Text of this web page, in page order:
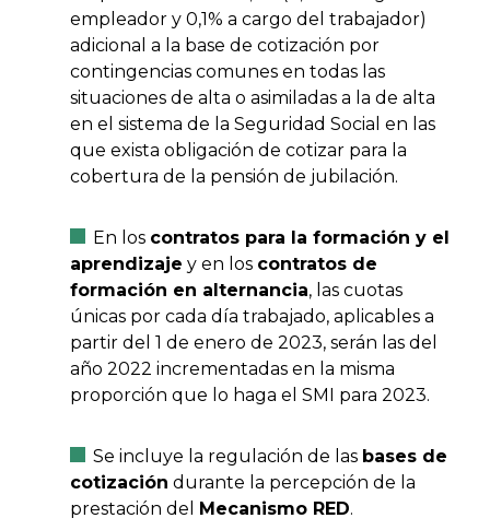
empleador y 0,1% a cargo del trabajador)
adicional a la base de cotización por
contingencias comunes en todas las
situaciones de alta o asimiladas a la de alta
en el sistema de la Seguridad Social en las
que exista obligación de cotizar para la
cobertura de la pensión de jubilación.
En los contratos para la formación y el
aprendizaje y en los contratos de
formación en alternancia, las cuotas
únicas por cada día trabajado, aplicables a
partir del 1 de enero de 2023, serán las del
año 2022 incrementadas en la misma
proporción que lo haga el SMI para 2023.
Se incluye la regulación de las bases de
cotización durante la percepción de la
prestación del Mecanismo RED.